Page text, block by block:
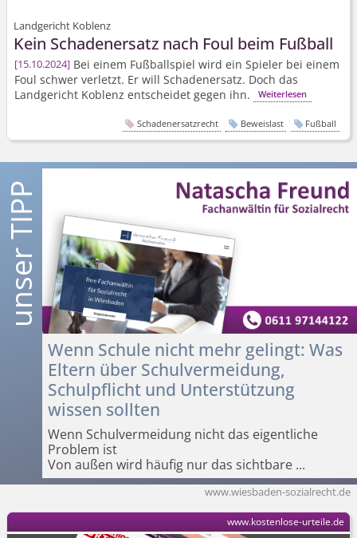
Landgericht Koblenz
Kein Schadenersatz nach Foul beim Fußball
15.10.2024 Bei einem Fußballspiel wird ein Spieler bei einem
Foul schwer verletzt. Er will Schadenersatz. Doch das
Landgericht Koblenz entscheidet gegen ihn.
Weiterlesen
Schadenersatzrecht Beweislast Fußball
Wenn Schule nicht mehr gelingt: Was
Eltern über Schulvermeidung,
Schulpflicht und Unterstützung
wissen sollten
Wenn Schulvermeidung nicht das eigentliche
Problem ist
Von außen wird häufig nur das sichtbare...
www.wiesbaden-sozialrecht.de
www.kostenlose-urteile.de